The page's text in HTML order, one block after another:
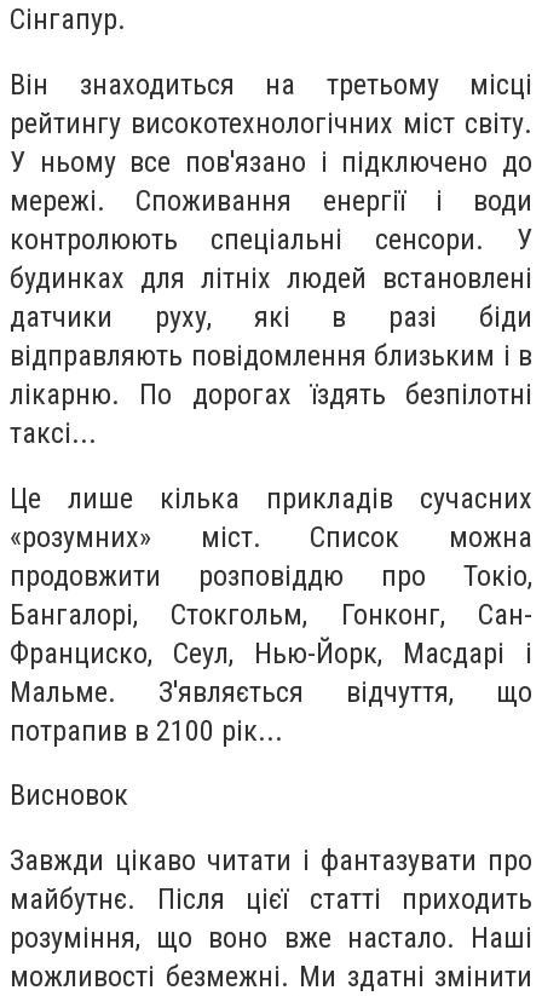
Сінгапур.
Він знаходиться на третьому місці
рейтингу високотехнологічних міст світу.
У ньому все пов'язано і підключено до
мережі. Споживання енергії і води
контролюють спеціальні сенсори. У
будинках для літніх людей встановлені
датчики руху, які в разі біди
відправляють повідомлення близьким і в
лікарню. По дорогах їздять безпілотні
таксі...
Це лише кілька прикладів сучасних
«розумних» міст. Список можна
продовжити розповіддю про Токіо,
Бангалорі, Стокгольм, Гонконг, Сан-
Франциско, Сеул, Нью-Йорк, Масдарі і
Мальме. З'являється відчуття, що
потрапив в 2100 рік...
Висновок
Завжди цікаво читати і фантазувати про
майбутнє. Після цієї статті приходить
розуміння, що воно вже настало. Наші
можливості безмежні. Ми здатні змінити